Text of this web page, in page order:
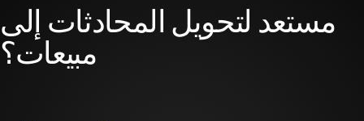
مستعد لتحويل المحادثات إلى
مبيعات؟